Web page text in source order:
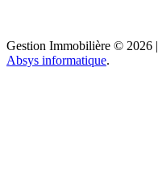
Gestion Immobilière © 2026 |
Absys informatique.